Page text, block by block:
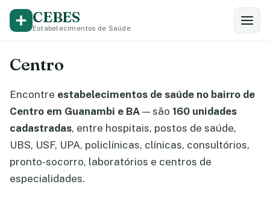
CEBES
Estabelecimentos de Saúde
Centro
Encontre estabelecimentos de saúde no bairro de
Centro em Guanambi e BA — são 160 unidades
cadastradas, entre hospitais, postos de saúde,
UBS, USF, UPA, policlínicas, clínicas, consultórios,
pronto-socorro, laboratórios e centros de
especialidades.